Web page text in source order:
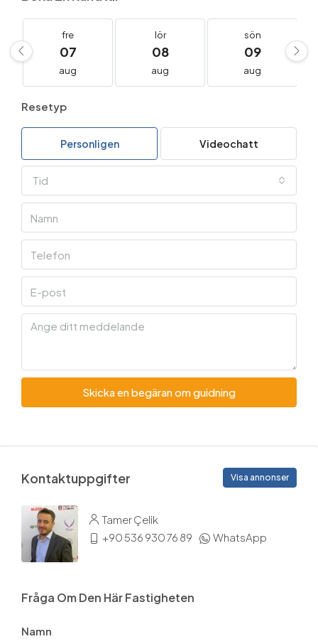
fre
07
aug
lör
08
aug
sön
09
aug
Resetyp
Personligen Videochatt
Tid
Skicka en begäran om guidning
Kontaktuppgifter Visa annonser
Tamer Çelik
+90 536 930 76 89
WhatsApp
Fråga Om Den Här Fastigheten
Namn